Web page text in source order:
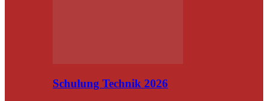
Schulung Technik 2026